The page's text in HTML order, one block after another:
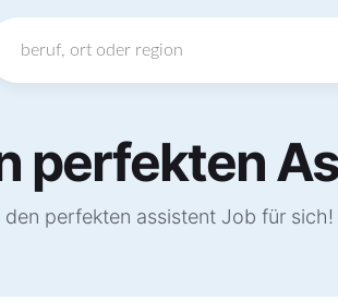
perfekten
perfekten assistent Job für sich!